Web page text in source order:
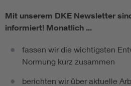
Mit unserem DKE Newsletter
informiert! Monatlich ...
fassen wir die wichtigsten
Normung kurz zusammen
berichten wir über aktuelle